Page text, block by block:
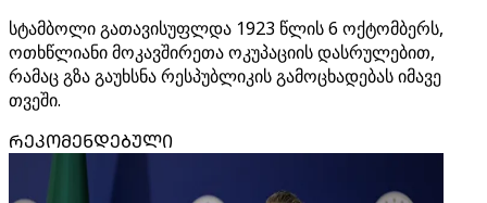
სტამბოლი გათავისუფლდა 1923 წლის 6 ოქტომბერს,
ოთხწლიანი მოკავშირეთა ოკუპაციის დასრულებით,
რამაც გზა გაუხსნა რესპუბლიკის გამოცხადებას იმავე
თვეში.
ᲠᲔᲙᲝᲛᲔᲜᲓᲔᲑᲣᲚᲘ